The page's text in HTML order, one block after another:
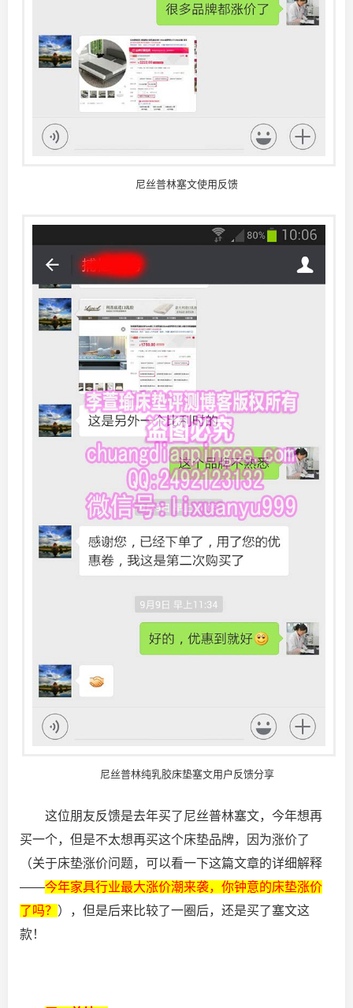
尼丝普林塞文使用反馈
尼丝普林纯乳胶床垫塞文用户反馈分享
这位朋友反馈是去年买了尼丝普林塞文，今年想再
买一个，但是不太想再买这个床垫品牌，因为涨价了
（关于床垫涨价问题，可以看一下这篇文章的详细解释
——今年家具行业最大涨价潮来袭，你钟意的床垫涨价
了吗？ ），但是后来比较了一圈后，还是买了塞文这
款！